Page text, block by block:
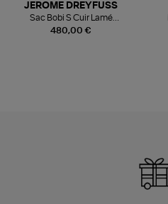
480,00 €
JEROME DREYFUSS
Sac Bobi S Cuir Lamé
Champagne